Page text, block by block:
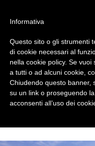
#WIS22
Informativa
Questo sito o gli strumenti
di cookie necessari al
nella cookie policy. Se
a tutti o ad alcuni cookie,
Chiudendo questo banner,
su un link o proseguendo
acconsenti all’uso dei